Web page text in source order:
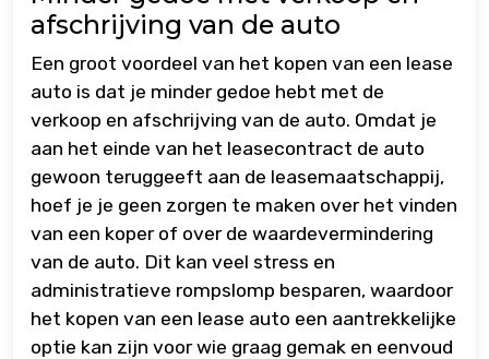
afschrijving van de auto
Een groot voordeel van het kopen van een lease
auto is dat je minder gedoe hebt met de
verkoop en afschrijving van de auto. Omdat je
aan het einde van het leasecontract de auto
gewoon teruggeeft aan de leasemaatschappij,
hoef je je geen zorgen te maken over het vinden
van een koper of over de waardevermindering
van de auto. Dit kan veel stress en
administratieve rompslomp besparen, waardoor
het kopen van een lease auto een aantrekkelijke
optie kan zijn voor wie graag gemak en eenvoud